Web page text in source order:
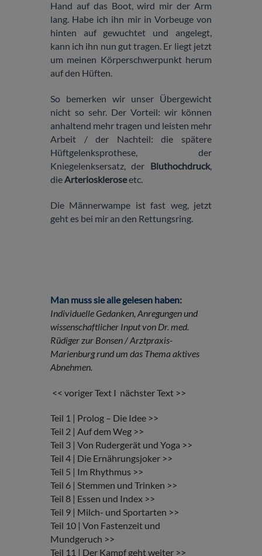
Hand auf das Boot, wird mir der Arm
lang. Habe ich ihn mir in Vorbeuge von
hinten auf gewuchtet und angelegt,
kann ich ihn nun gut tragen. Er liegt jetzt
um meinen Körperschwerpunkt herum
auf den Hüften.
So bemerken wir unser Übergewicht
nicht so sehr. Der Vorteil: wir können
anhaltend mehr tragen und leisten mehr
Arbeit / der Nachteil: die spätere
Hüftgelenksprothese, der
Kniegelenksersatz, der Bluthochdruck,
dieArterioskleroseetc.
Die Männerwampe ist fast weg, jetzt
geht es bei mir an den Rettungsring.
Man muss sie alle gelesen haben:
Individuelle Gedanken, Anregungen und
wissenschaftlicher Input von Dr. med.
Rüdiger zur Bonsen / Arztpraxis-
Marienburg rund um das Thema aktives
Abnehmen.
<< voriger Text I nächster Text >>
Teil 1 | Prolog – Die Idee >>
Teil 2 | Auf dem Weg >>
Teil 3 | Von Rudergerät und Yoga >>
Teil 4 | Die Ernährungsjoker >>
Teil 5 | Im Rhythmus >>
Teil 6 | Stemmen und Trinken >>
Teil 8 | Essen und Index >>
Teil 9 | Milch- und Sportarten >>
Teil 10 | Von Fastenzeit und
Mundgeruch >>
Teil 11 | Der Kampf geht weiter >>